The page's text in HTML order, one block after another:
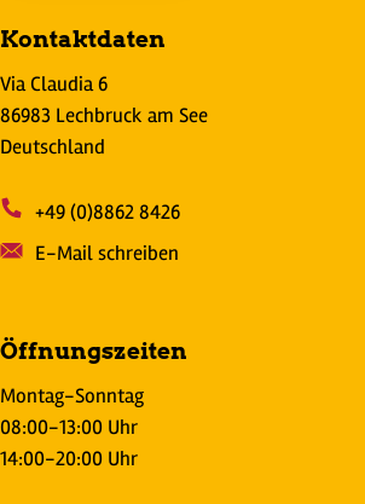
Kontaktdaten
Via Claudia 6
86983 Lechbruck am See
Deutschland
+49 (0)8862 8426
E-Mail schreiben
Öffnungszeiten
Montag-Sonntag
08:00-13:00 Uhr
14:00-20:00 Uhr